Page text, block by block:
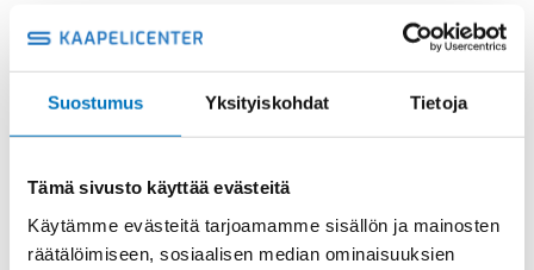
Suostumus Yksityiskohdat Tietoja
Tämä sivusto käyttää evästeitä
Käytämme evästeitä tarjoamamme sisällön ja mainosten
räätälöimiseen, sosiaalisen median ominaisuuksien
Rekisteröidy tästä maksutta, saat halvemmat
hinnat
Oletko jo asiakas? Kirjaudu sisään nähdäksesi omat hintasi
Kysy hinta